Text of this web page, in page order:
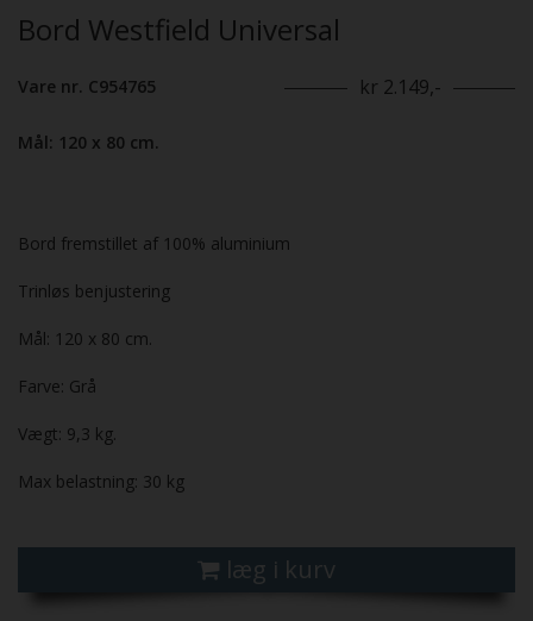
Bord Westfield Universal
Vare nr. C954765 kr 2.149,-
Mål: 120 x 80 cm.
Bord fremstillet af 100% aluminium
Trinløs benjustering
Mål: 120 x 80 cm.
Farve: Grå
Vægt: 9,3 kg.
Max belastning: 30 kg
læg i kurv